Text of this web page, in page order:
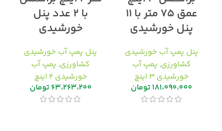
عمق ۷۵ متر با ۱۱
پنل خورشیدی
پنل پمپ آب خورشیدی
کشاورزی, پمپ آب
خورشیدی ۳ اینچ
۱۸۱،۰۹۰،۰۰۰ تومان
با ۲ عدد پنل
خورشیدی
پنل پمپ آب خورشیدی
کشاورزی, پمپ آب
خورشیدی ۲ اینچ
۶۳،۲۶۳،۲۰۰ تومان